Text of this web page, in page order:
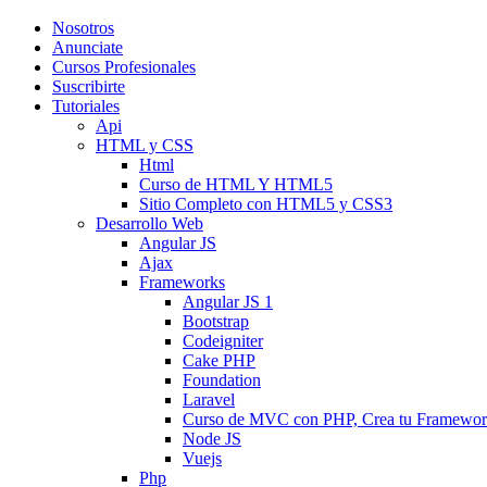
Nosotros
Anunciate
Cursos Profesionales
Suscribirte
Tutoriales
Api
HTML y CSS
Html
Curso de HTML Y HTML5
Sitio Completo con HTML5 y CSS3
Desarrollo Web
Angular JS
Ajax
Frameworks
Angular JS 1
Bootstrap
Codeigniter
Cake PHP
Foundation
Laravel
Curso de MVC con PHP, Crea tu
Node JS
Vuejs
Php